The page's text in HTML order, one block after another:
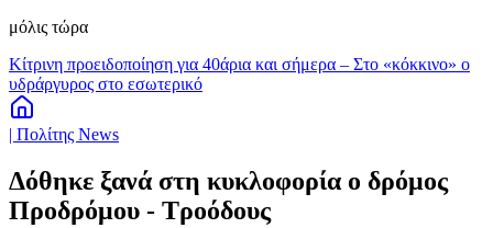
μόλις τώρα
Κίτρινη προειδοποίηση για 40άρια και σήμερα – Στο «κόκκινο» ο
υδράργυρος στο εσωτερικό
| Πολίτης News
Δόθηκε ξανά στη κυκλοφορία ο δρόμος
Προδρόμου - Τροόδους